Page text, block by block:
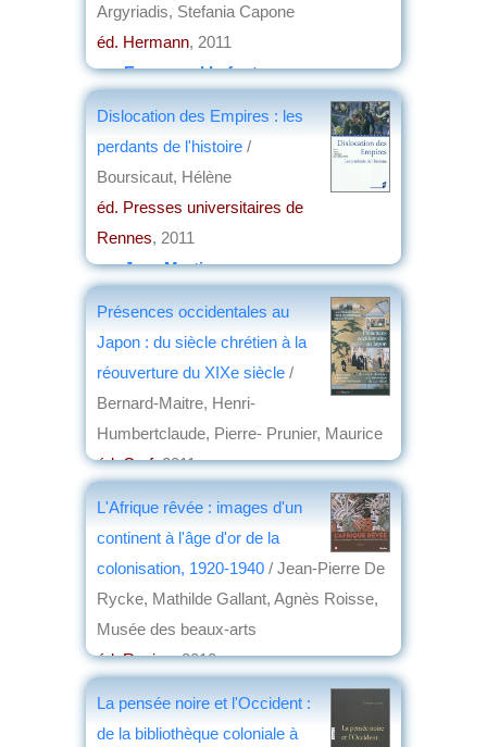
Argyriadis, Stefania Capone
éd. Hermann, 2011
parEmmanuel Lafont
Dislocation des Empires : les
perdants de l'histoire /
Boursicaut, Hélène
éd. Presses universitaires de
Rennes, 2011
parJean Martin
Présences occidentales au
Japon : du siècle chrétien à la
réouverture du XIXe siècle /
Bernard-Maitre, Henri-
Humbertclaude, Pierre- Prunier, Maurice
éd. Cerf, 2011
L'Afrique rêvée : images d'un
continent à l'âge d'or de la
colonisation, 1920-1940 / Jean-Pierre De
Rycke, Mathilde Gallant, Agnès Roisse,
Musée des beaux-arts
éd. Racine, 2010
La pensée noire et l'Occident :
de la bibliothèque coloniale à